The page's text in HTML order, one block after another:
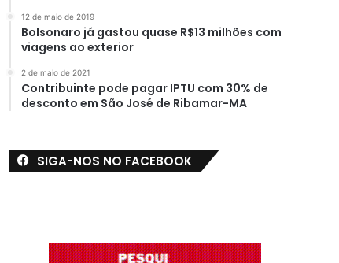
12 de maio de 2019
Bolsonaro já gastou quase R$13 milhões com
viagens ao exterior
2 de maio de 2021
Contribuinte pode pagar IPTU com 30% de
desconto em São José de Ribamar-MA
SIGA-NOS NO FACEBOOK